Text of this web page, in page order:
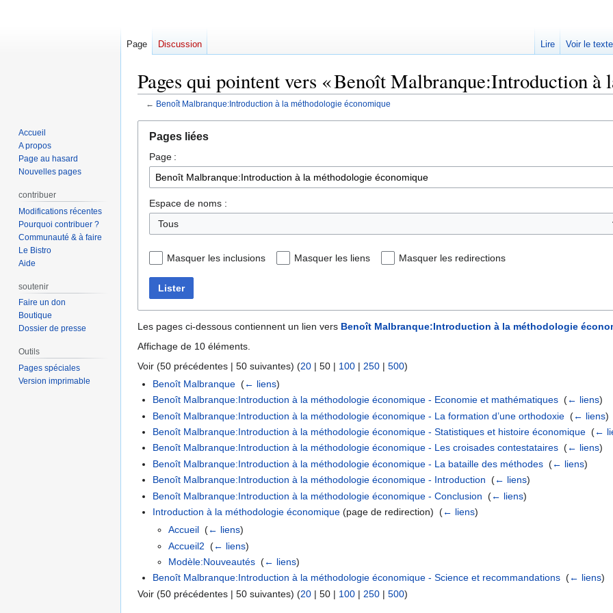
Pages qui pointent vers « Benoît Malbranque:Introduction à
← Benoît Malbranque:Introduction à la méthodologie économique
navigation
recherche
Pages liées
Page :
Espace de noms :
Tous
Masquer les inclusions Masquer les liens Masquer les redirections
Lister
Les pages ci-dessous contiennent un lien vers Benoît Malbranque:Introduction à la méthodologie
Affichage de 10 éléments.
Voir (50 précédentes | 50 suivantes) (20 | 50 | 100 | 250 | 500)
Benoît Malbranque ‎(← liens)
Benoît Malbranque:Introduction à la méthodologie économique - Economie et mathématiques ‎(← liens)
Benoît Malbranque:Introduction à la méthodologie économique - La formation d’une orthodoxie ‎(← liens)
Benoît Malbranque:Introduction à la méthodologie économique - Statistiques et histoire économique ‎(←
Benoît Malbranque:Introduction à la méthodologie économique - Les croisades contestataires ‎(← liens)
Benoît Malbranque:Introduction à la méthodologie économique - La bataille des méthodes ‎(← liens)
Benoît Malbranque:Introduction à la méthodologie économique - Introduction ‎(← liens)
Benoît Malbranque:Introduction à la méthodologie économique - Conclusion ‎(← liens)
Introduction à la méthodologie économique (page de redirection) ‎(← liens)
Accueil‎ (← liens)
Accueil2 (← liens)
Modèle:Nouveautés‎ (← liens)
Benoît Malbranque:Introduction à la méthodologie économique - Science et recommandations ‎(← liens)
Voir (50 précédentes | 50 suivantes) (20 | 50 | 100 | 250 | 500)
Page Discussion Lire Voir le
Accueil
A propos
Page au hasard
Nouvelles pages
contribuer
Modifications récentes
Pourquoi contribuer ?
Communauté & à faire
Le Bistro
Aide
soutenir
Faire un don
Boutique
Dossier de presse
Outils
Pages spéciales
Version imprimable